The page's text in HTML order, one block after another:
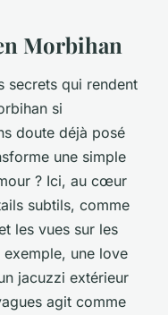
Morbihan
secrets qui rendent
si
doute déjà posé
une simple
? Ici, au cœur
subtils, comme
les vues sur les
une love
jacuzzi extérieur
agit comme